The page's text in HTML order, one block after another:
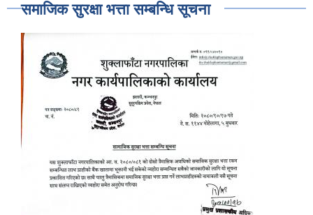
समाजिक सुरक्षा भत्ता सम्बन्धि सूचना